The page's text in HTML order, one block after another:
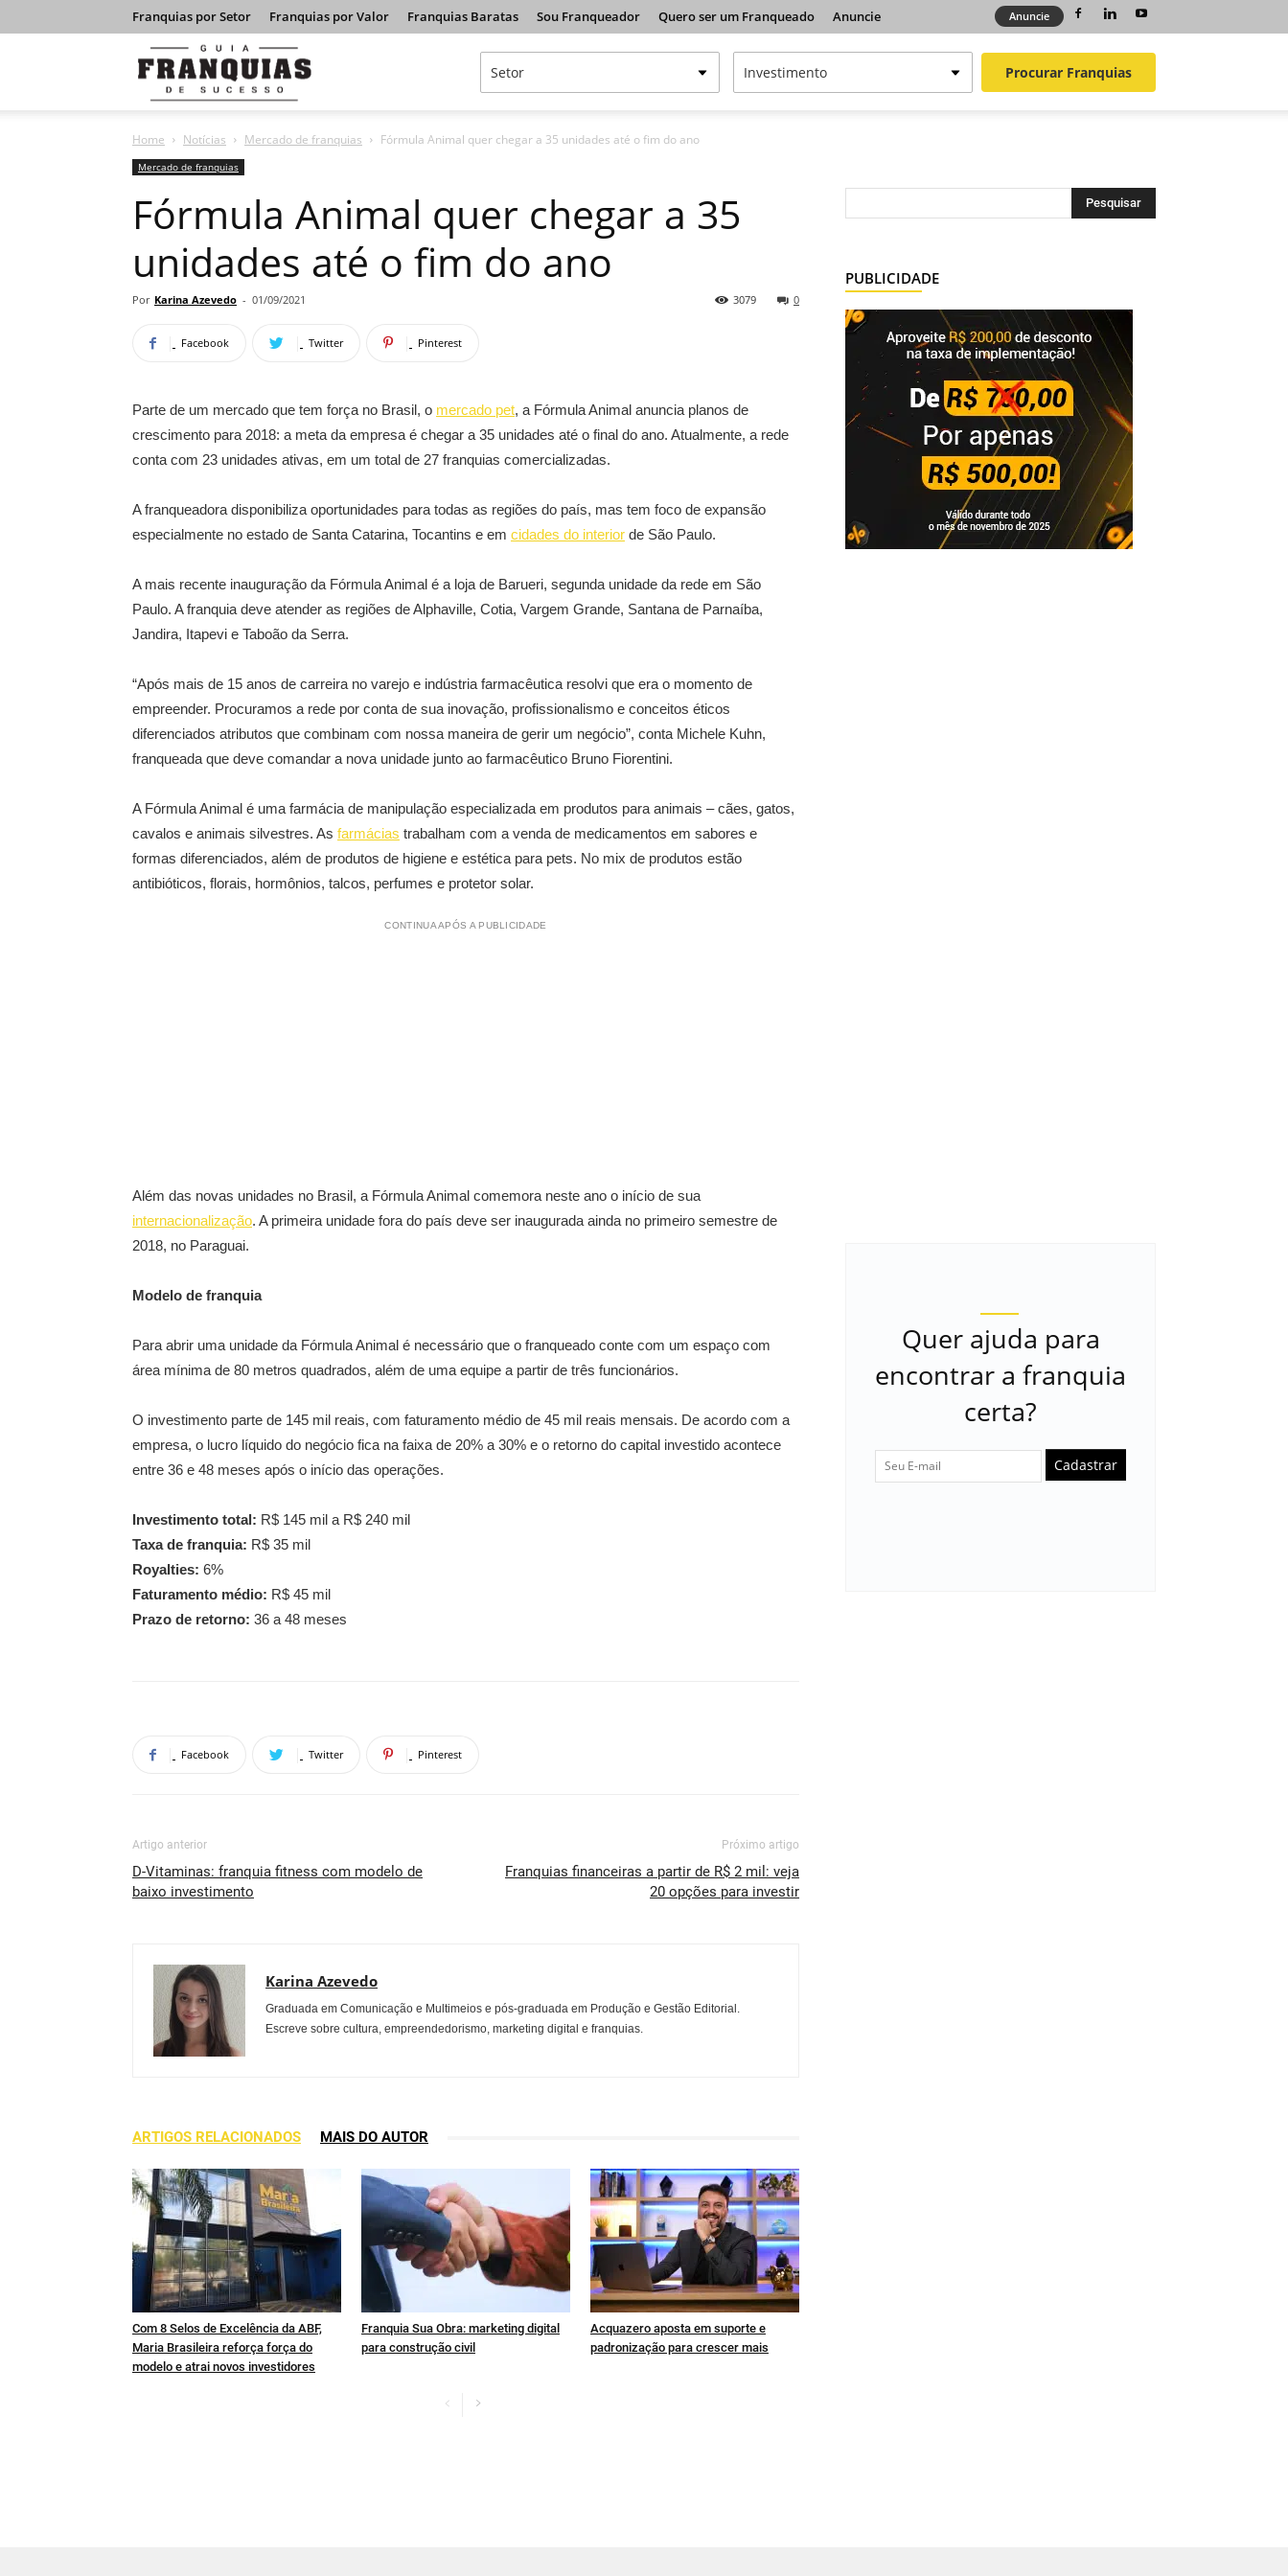
Franquias por Setor Franquias por Valor Franquias Baratas Sou Franqueador Quero ser um Franqueado Anuncie Anuncie
Franquias
de
Procurar Franquias
Home Notícias Mercado de franquias Fórmula Animal quer chegar a 35 unidades até o fim do ano
Mercado de franquias
Fórmula Animal quer chegar a 35
unidades até o fim do ano
Por Karina Azevedo - 01/09/2021 0
3079
Facebook Twitter Pinterest
Parte de um mercado que tem força no Brasil, o mercado pet, a Fórmula Animal anuncia planos de
crescimento para 2018: a meta da empresa é chegar a 35 unidades até o final do ano. Atualmente, a rede
conta com 23 unidades ativas, em um total de 27 franquias comercializadas.
A franqueadora disponibiliza oportunidades para todas as regiões do país, mas tem foco de expansão
especialmente no estado de Santa Catarina, Tocantins e em cidades do interior de São Paulo.
A mais recente inauguração da Fórmula Animal é a loja de Barueri, segunda unidade da rede em São
Paulo. A franquia deve atender as regiões de Alphaville, Cotia, Vargem Grande, Santana de Parnaíba,
Jandira, Itapevi e Taboão da Serra.
“Após mais de 15 anos de carreira no varejo e indústria farmacêutica resolvi que era o momento de
empreender. Procuramos a rede por conta de sua inovação, profissionalismo e conceitos éticos
diferenciados atributos que combinam com nossa maneira de gerir um negócio”, conta Michele Kuhn,
franqueada que deve comandar a nova unidade junto ao farmacêutico Bruno Fiorentini.
A Fórmula Animal é uma farmácia de manipulação especializada em produtos para animais – cães, gatos,
cavalos e animais silvestres. As farmácias trabalham com a venda de medicamentos em sabores e
formas diferenciados, além de produtos de higiene e estética para pets. No mix de produtos estão
antibióticos, florais, hormônios, talcos, perfumes e protetor solar.
CONTINUA APÓS A PUBLICIDADE
Além das novas unidades no Brasil, a Fórmula Animal comemora neste ano o início de sua
internacionalização. A primeira unidade fora do país deve ser inaugurada ainda no primeiro semestre de
2018, no Paraguai.
Modelo de franquia
Para abrir uma unidade da Fórmula Animal é necessário que o franqueado conte com um espaço com
área mínima de 80 metros quadrados, além de uma equipe a partir de três funcionários.
O investimento parte de 145 mil reais, com faturamento médio de 45 mil reais mensais. De acordo com a
empresa, o lucro líquido do negócio fica na faixa de 20% a 30% e o retorno do capital investido acontece
entre 36 e 48 meses após o início das operações.
Investimento total: R$ 145 mil a R$ 240 mil
Taxa de franquia: R$ 35 mil
Royalties: 6%
Faturamento médio: R$ 45 mil
Prazo de retorno: 36 a 48 meses
Facebook Twitter Pinterest
Artigo anterior
D-Vitaminas: franquia fitness com modelo de
baixo investimento
Próximo artigo
Franquias financeiras a partir de R$ 2 mil: veja
20 opções para investir
Karina Azevedo
Graduada em Comunicação e Multimeios e pós-graduada em Produção e Gestão Editorial.
Escreve sobre cultura, empreendedorismo, marketing digital e franquias.
ARTIGOS RELACIONADOS MAIS DO AUTOR
Com 8 Selos de Excelência da ABF,
Maria Brasileira reforça força do
modelo e atrai novos investidores
Franquia Sua Obra: marketing digital
para construção civil
Acquazero aposta em suporte e
padronização para crescer mais
PUBLICIDADE
Quer ajuda para
encontrar a franquia
certa?
Cadastrar